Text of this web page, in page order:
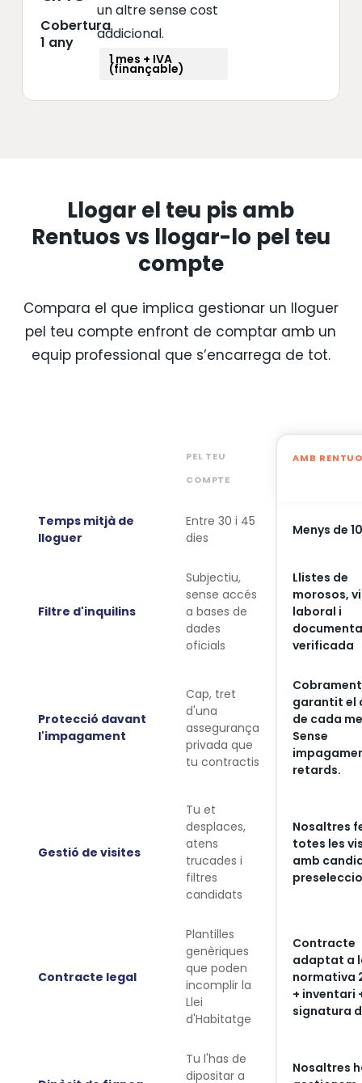
Cobertura
1 any
un altre sense cost
addicional.
1 mes + IVA
(finançable)
Llogar el teu pis amb
Rentuos vs llogar-lo pel teu
compte
Compara el que implica gestionar un lloguer
pel teu compte enfront de comptar amb un
equip professional que s’encarrega de tot.
PEL TEU
COMPTE
AMB
Temps mitjà de
lloguer
Entre 30 i 45
dies
Menys de
Filtre d'inquilins
Subjectiu,
sense accés
a bases de
dades
oficials
Llistes de
morosos,
laboral i
verificada
Protecció davant
l'impagament
Cap, tret
d'una
assegurança
privada que
tu contractis
Cobrament
garantit el
de cada
Sense
retards.
Gestió de visites
Tu et
desplaces,
atens
trucades i
filtres
candidats
Nosaltres
totes les
amb
Contracte legal
Plantilles
genèriques
que poden
incomplir la
Llei
d'Habitatge
Contracte
adaptat a
normativa
+ inventari
signatura
Tu l'has de
dipositar a
Nosaltres